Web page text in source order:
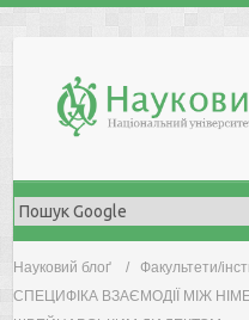
Науковий блоґ Факультети/
СПЕЦИФІКА ВЗАЄМОДІЇ МІЖ